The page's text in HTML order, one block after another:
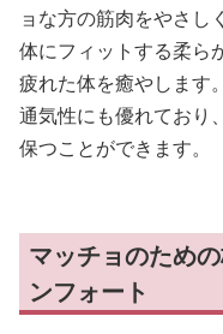
ョな方の筋肉をやさし
体にフィットする柔ら
疲れた体を癒やします。
通気性にも優れており
保つことができます。
マッチョのため
ンフォート